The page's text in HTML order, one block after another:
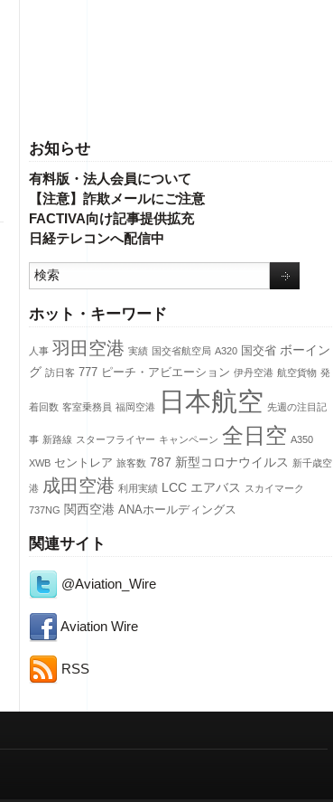
お知らせ
有料版・法人会員について
【注意】詐欺メールにご注意
FACTIVA向け記事提供拡充
日経テレコンへ配信中
ホット・キーワード
人事 羽田空港 実績 国交省航空局 A320 国交省 ボーイン
グ 訪日客 777 ピーチ・アビエーション 伊丹空港 航空貨物 発
着回数 客室乗務員 福岡空港 日本航空 先週の注目記
事 新路線 スターフライヤー キャンペーン 全日空 A350
XWB セントレア 旅客数 787 新型コロナウイルス 新千歳空
港 成田空港 利用実績 LCC エアバス
スカイマーク
737NG 関西空港 ANAホールディングス
関連サイト
@Aviation_Wire
Aviation Wire
RSS